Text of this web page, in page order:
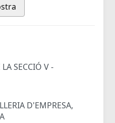
LA SECCIÓ V -
D'EMPRESA,